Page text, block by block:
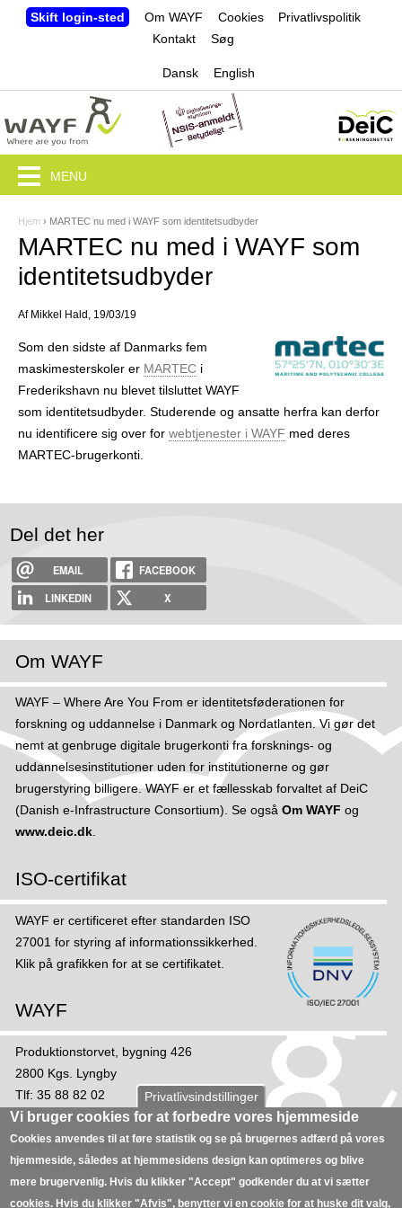
Jump to navigation
Skift login-sted Om WAYF Cookies
Privatlivspolitik
Kontakt
Søg
Dansk English
D
u
e
r
h
e
r
Hjem › MARTEC nu med i WAYF som identitetsudbyder
MARTEC nu med i WAYF som
identitetsudbyder
Af Mikkel Hald , 19/03/19
Som den sidste af Danmarks fem
maskimesterskoler er MARTEC i
Frederikshavn nu blevet tilsluttet WAYF
som identitetsudbyder. Studerende og ansatte herfra kan derfor
nu identificere sig over for webtjenester i WAYF med deres
MARTEC-brugerkonti.
MENU
Del det her
EMAIL
FACEBOOK
LINKEDIN
X
Om WAYF
WAYF – Where Are You From er identitetsføderationen for
forskning og uddannelse i Danmark og Nordatlanten. Vi gør det
nemt at genbruge digitale brugerkonti fra forsknings- og
uddannelsesinstitutioner uden for institutionerne og gør
brugerstyring billigere. WAYF er et fællesskab forvaltet af DeiC
(Danish e-Infrastructure Consortium). Se også Om WAYF og
www.deic.dk.
ISO-certifikat
WAYF er certificeret efter standarden ISO
27001 for styring af informations­sikker­hed.
Klik på grafikken for at se certifikatet.
WAYF
Produktionstorvet, bygning 426
2800 Kgs. Lyngby
Tlf: 35 88 82 02
Mail:sekretariat@wayf.dk
CVR: 30 06 09 46
EAN: 5798000430723
Privatlivsindstillinger
Vi bruger cookies for at forbedre vores hjemmeside
Cookies anvendes til at føre statistik og se på brugernes adfærd på vores
hjemmeside, således at hjemmesidens design kan optimeres og blive
mere brugervenlig. Hvis du klikker "Accept" godkender du at vi sætter
cookies. Hvis du klikker "Afvis", benytter vi en cookie for at huske dit valg,